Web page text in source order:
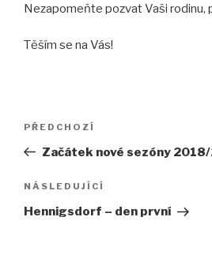
Nezapomeňte pozvat Vaši rodinu,
Těším se na Vás!
Navigace
příspěvek
Předchozí
příspěvek
PŘEDCHOZÍ
Začátek nové sezóny
Následující
příspěvek
NÁSLEDUJÍCÍ
Hennigsdorf – den první